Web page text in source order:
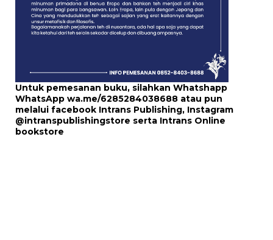
Untuk pemesanan buku, silahkan Whatshapp
WhatsApp wa.me/6285284038688 atau pun
melalui facebook Intrans Publishing, Instagram
@intranspublishingstore serta Intrans Online
bookstore